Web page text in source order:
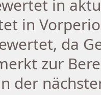
in
in
da
zur
der